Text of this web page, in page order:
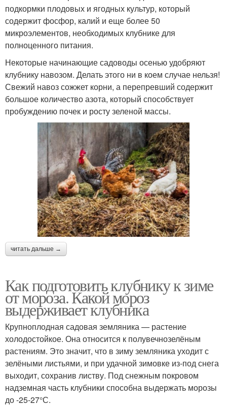
подкормки плодовых и ягодных культур, который
содержит фосфор, калий и еще более 50
микроэлементов, необходимых клубнике для
полноценного питания.
Некоторые начинающие садоводы осенью удобряют
клубнику навозом. Делать этого ни в коем случае нельзя!
Свежий навоз сожжет корни, а перепревший содержит
большое количество азота, который способствует
пробуждению почек и росту зеленой массы.
читать дальше →
Как подготовить клубнику к зиме
от мороза. Какой мороз
выдерживает клубника
Крупноплодная садовая земляника — растение
холодостойкое. Она относится к полувечнозелёным
растениям. Это значит, что в зиму земляника уходит с
зелёными листьями, и при удачной зимовке из-под снега
выходит, сохранив листву. Под снежным покровом
надземная часть клубники способна выдержать морозы
до -25-27°С.